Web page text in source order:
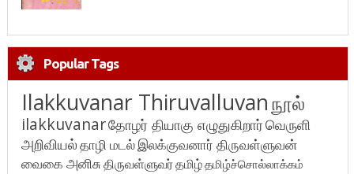
Popular Tags
Ilakkuvanar Thiruvalluvanநூல்
ilakkuvanarதோழர் தியாகு எழுதுகிறார்வெருளி
அறிவியல்தாழி மடல்இலக்குவனார் திருவள்ளுவன்
வைகை அனிசுதிருவள்ளுவர்தமிழ்தமிழ்ச்சொல்லாக்கம்